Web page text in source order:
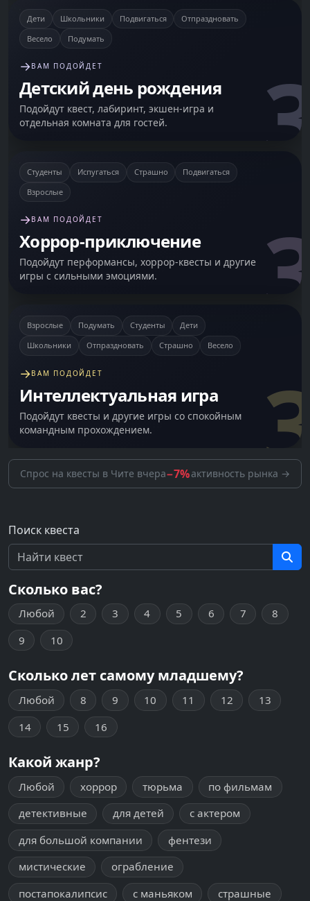
3
Дети Школьники Подвигаться
Отпраздновать
Весело
Подумать
→ВАМ ПОДОЙДЕТ
Детский день рождения
Подойдут квест, лабиринт, экшен-игра и
отдельная комната для гостей.
3
Студенты Испугаться Страшно
Подвигаться
Взрослые
→ВАМ ПОДОЙДЕТ
Хоррор-приключение
Подойдут перформансы, хоррор-квесты и другие
игры с сильными эмоциями.
3
Взрослые Подумать Студенты
Дети
Школьники
Отпраздновать Страшно Весело
→ВАМ ПОДОЙДЕТ
Интеллектуальная игра
Подойдут квесты и другие игры со спокойным
командным прохождением.
Спрос на квесты в Чите вчера−7%активность рынка →
Поиск квеста
Сколько вас?
Любой 2 3 4 5 6 7
8
9
10
Сколько лет самому младшему?
Любой 8 9 10 11 12
13
14
15 16
Какой жанр?
Любой хоррор тюрьма
по фильмам
детективные
для детей
с актером
для большой компании
фентези
мистические
ограбление
постапокалипсис
с маньяком
страшные